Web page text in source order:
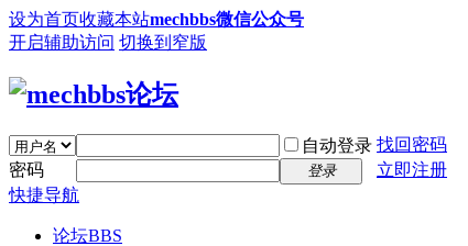
设为首页收藏本站mechbbs微信公众号
开启辅助访问 切换到窄版
自动登录 找回密码
密码
登录
立即注册
快捷导航
论坛BBS